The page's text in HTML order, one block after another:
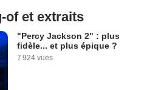
of et extraits
"Percy Jackson 2" : plus
fidèle... et plus épique ?
7 924 vues